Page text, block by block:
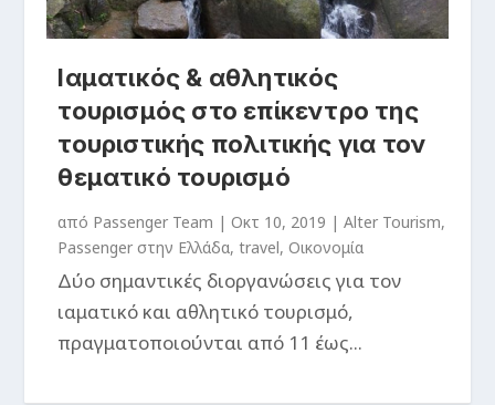
Ιαματικός & αθλητικός
τουρισμός στο επίκεντρο της
τουριστικής πολιτικής για τον
θεματικό τουρισμό
από Passenger Team |Οκτ 10, 2019 |Alter Tourism,
Passenger στην Ελλάδα,travel,Οικονομία
Δύο σημαντικές διοργανώσεις για τον
ιαματικό και αθλητικό τουρισμό,
πραγματοποιούνται από 11 έως...